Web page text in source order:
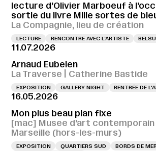
lecture d’Olivier Marboeuf à
sortie du livre Mille sortes de
La Compagnie, lieu de création
LECTURE RENCONTRE AVEC L’ARTISTE
11.07.2026
Arnaud Eubelen
La Traverse | Catherine Bastide
EXPOSITION GALLERY NIGHT RENTRÉE DE
16.05.2026
Mon plus beau plan fixe
[mac] Musee d’art contemporain
Marseille (hors-les-murs)
EXPOSITION QUARTIERS SUD
BORDS DE